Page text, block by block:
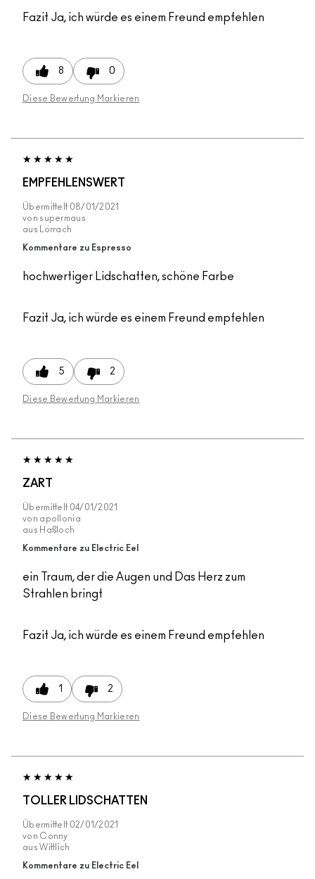
Fazit Ja, ich würde es einem Freund empfehlen
8 0
Diese Bewertung Markieren
EMPFEHLENSWERT
Übermittelt 08/01/2021
von supermaus
aus
Lörrach
Kommentare zu Espresso
hochwertiger Lidschatten, schöne Farbe
Fazit Ja, ich würde es einem Freund empfehlen
5 2
Diese Bewertung Markieren
ZART
Übermittelt 04/01/2021
von apollonia
aus Haßloch
Kommentare zu Electric Eel
ein Traum, der die Augen und Das Herz zum
Strahlen bringt
Fazit Ja, ich würde es einem Freund empfehlen
1 2
Diese Bewertung Markieren
TOLLER LIDSCHATTEN
Übermittelt 02/01/2021
von Conny
aus Wittlich
Kommentare zu Electric Eel